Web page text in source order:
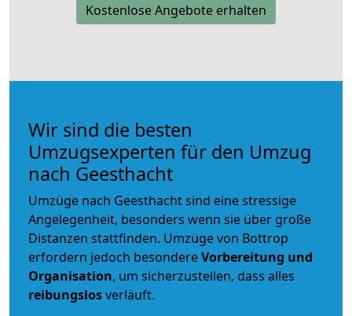
Kostenlose Angebote erhalten
Wir sind die besten
Umzugsexperten für den Umzug
nach Geesthacht
Umzüge nach Geesthacht sind eine stressige
Angelegenheit, besonders wenn sie über große
Distanzen stattfinden. Umzüge von Bottrop
erfordern jedoch besondereVorbereitung und
Organisation, um sicherzustellen, dass alles
reibungslosverläuft.